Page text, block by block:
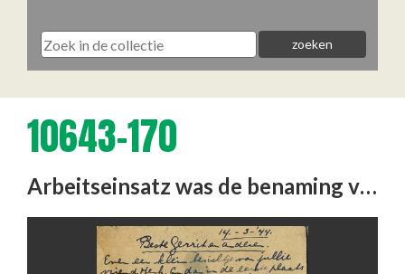
10643-170
Arbeitseinsatz was de benaming voor de vaak gedwongen inschakeling in de Duitse oorlogseconomie van arbeiders uit de …